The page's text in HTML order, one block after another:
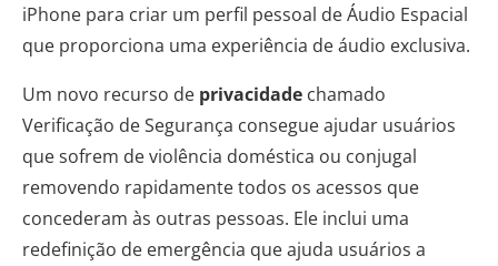
iPhone para criar um perfil pessoal de Áudio Espacial
que proporciona uma experiência de áudio exclusiva.
Um novo recurso de privacidade chamado
Verificação de Segurança consegue ajudar usuários
que sofrem de violência doméstica ou conjugal
removendo rapidamente todos os acessos que
concederam às outras pessoas. Ele inclui uma
redefinição de emergência que ajuda usuários a